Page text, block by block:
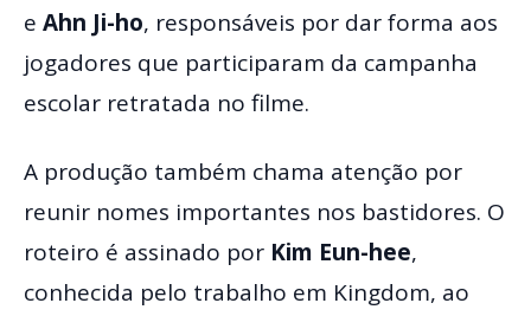
e Ahn Ji-ho, responsáveis por dar forma aos
jogadores que participaram da campanha
escolar retratada no filme.
A produção também chama atenção por
reunir nomes importantes nos bastidores. O
roteiro é assinado por Kim Eun-hee,
conhecida pelo trabalho em Kingdom, ao